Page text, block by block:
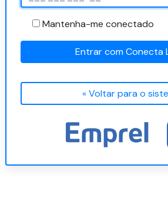
Mantenha-me conectado
Entrar com Conecta
« Voltar para o